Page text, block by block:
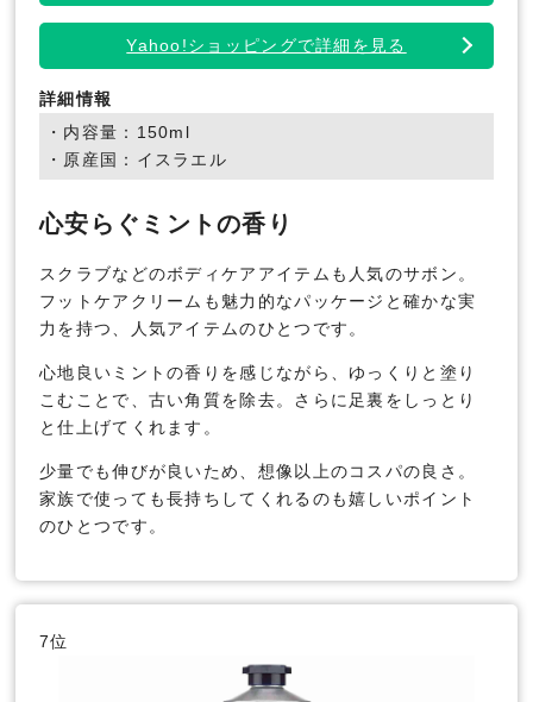
Yahoo!ショッピングで詳細を見る
詳細情報
・内容量：150ml
・原産国：イスラエル
心安らぐミントの香り
スクラブなどのボディケアアイテムも人気のサボン。
フットケアクリームも魅力的なパッケージと確かな実
力を持つ、人気アイテムのひとつです。
心地良いミントの香りを感じながら、ゆっくりと塗り
こむことで、古い角質を除去。さらに足裏をしっとり
と仕上げてくれます。
少量でも伸びが良いため、想像以上のコスパの良さ。
家族で使っても長持ちしてくれるのも嬉しいポイント
のひとつです。
7位